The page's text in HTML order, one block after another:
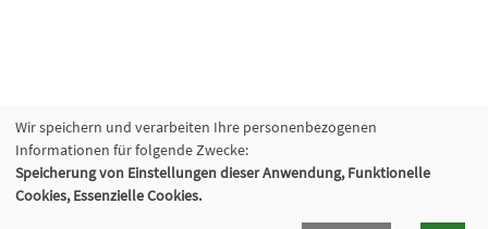
Wir speichern und verarbeiten Ihre personenbezogenen
Informationen für folgende Zwecke:
Speicherung von Einstellungen dieser Anwendung, Funktionelle
Cookies, Essenzielle Cookies.